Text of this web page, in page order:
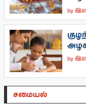
by
by
சமையல்